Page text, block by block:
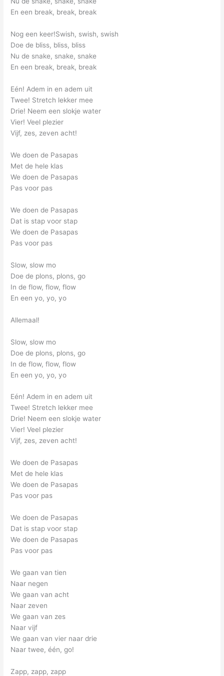
En een break, break, break
Nog een keer!Swish, swish, swish
Doe de bliss, bliss, bliss
Nu de snake, snake, snake
En een break, break, break
Eén! Adem in en adem uit
Twee! Stretch lekker mee
Drie! Neem een slokje water
Vier! Veel plezier
Vijf, zes, zeven acht!
We doen de Pasapas
Met de hele klas
We doen de Pasapas
Pas voor pas
We doen de Pasapas
Dat is stap voor stap
We doen de Pasapas
Pas voor pas
Slow, slow mo
Doe de plons, plons, go
In de flow, flow, flow
En een yo, yo, yo
Allemaal!
Slow, slow mo
Doe de plons, plons, go
In de flow, flow, flow
En een yo, yo, yo
Eén! Adem in en adem uit
Twee! Stretch lekker mee
Drie! Neem een slokje water
Vier! Veel plezier
Vijf, zes, zeven acht!
We doen de Pasapas
Met de hele klas
We doen de Pasapas
Pas voor pas
We doen de Pasapas
Dat is stap voor stap
We doen de Pasapas
Pas voor pas
We gaan van tien
Naar negen
We gaan van acht
Naar zeven
We gaan van zes
Naar vijf
We gaan van vier naar drie
Naar twee, één, go!
Zapp, zapp, zapp